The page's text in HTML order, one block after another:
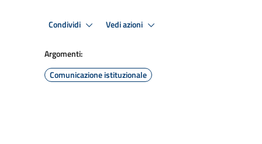
Condividi Vedi azioni
Argomenti:
Comunicazione istituzionale